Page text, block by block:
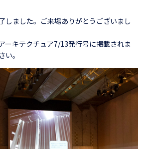
しました。ご来場ありがとうございまし
ーキテクチュア7/13発行号に掲載されま
。